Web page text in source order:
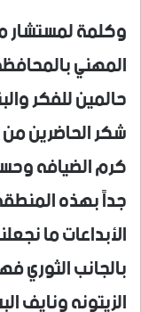
وكلمة لمستشار
المهني
حالمين للفكر
شكر الحاضرين
كرم الضيافه
جداً بهذه
الأبداعات ما
بالجانب